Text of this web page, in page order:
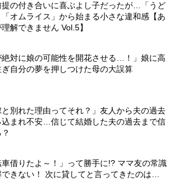
提の付き合いに喜ぶよし子だったが…「うど
「オムライス」から始まる小さな違和感【あ
解できません Vol.5】
絶対に娘の可能性を開花させる…！」娘に高
ぎ自分の夢を押しつけた母の大誤算
と別れた理由ってそれ？」友人から夫の過去
込まれ不安…信じて結婚した夫の過去まで信
車借りたよ～！」って勝手に!? ママ友の常識
きない！ 次に貸してと言ってきたのは…